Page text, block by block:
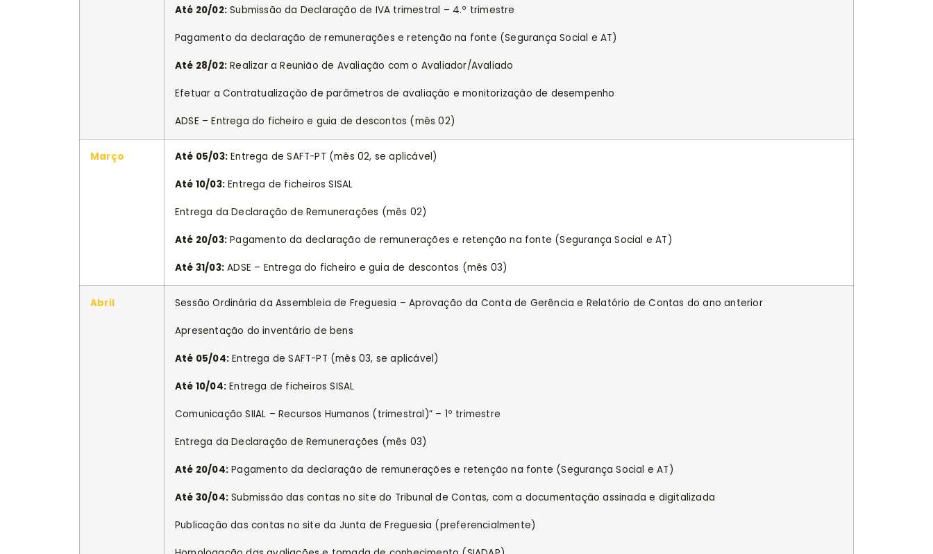
Até 20/02: Submissão da Declaração de IVA trimestral – 4.º trimestre
Pagamento da declaração de remunerações e retenção na fonte (Segurança Social e AT)
Até 28/02: Realizar a Reunião de Avaliação com o Avaliador/Avaliado
Efetuar a Contratualização de parâmetros de avaliação e monitorização de desempenho
ADSE – Entrega do ficheiro e guia de descontos (mês 02)
Março Até 05/03: Entrega de SAFT-PT (mês 02, se aplicável)
Até 10/03: Entrega de ficheiros SISAL
Entrega da Declaração de Remunerações (mês 02)
Até 20/03: Pagamento da declaração de remunerações e retenção na fonte (Segurança Social e AT)
Até 31/03: ADSE – Entrega do ficheiro e guia de descontos (mês 03)
Abril Sessão Ordinária da Assembleia de Freguesia – Aprovação da Conta de Gerência e Relatório de Contas do ano anterior
Apresentação do inventário de bens
Até 05/04: Entrega de SAFT-PT (mês 03, se aplicável)
Até 10/04: Entrega de ficheiros SISAL
Comunicação SIIAL – Recursos Humanos (trimestral)” – 1º trimestre
Entrega da Declaração de Remunerações (mês 03)
Até 20/04: Pagamento da declaração de remunerações e retenção na fonte (Segurança Social e AT)
Até 30/04: Submissão das contas no site do Tribunal de Contas, com a documentação assinada e digitalizada
Publicação das contas no site da Junta de Freguesia (preferencialmente)